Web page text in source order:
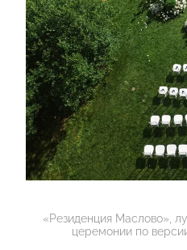
«Резиденция Маслово»,
церемонии по